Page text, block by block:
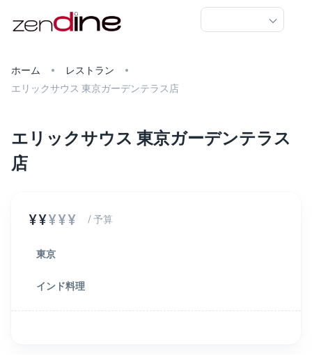
ホーム
レストラン
エリックサウス 東京ガーデンテラス店
エリックサウス 東京ガーデンテラス
店
¥¥¥¥¥ / 予算
東京
インド料理